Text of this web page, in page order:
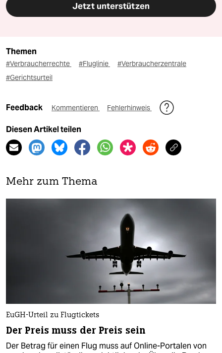
Jetzt unterstützen
Themen
#Verbraucherrechte #Fluglinie
#Verbraucherzentrale
#Gerichtsurteil
Feedback Kommentieren Fehlerhinweis
Diesen Artikel teilen
Mehr zum Thema
EuGH-Urteil zu Flugtickets
Der Preis muss der Preis sein
Der Betrag für einen Flug muss auf Online-Portalen von